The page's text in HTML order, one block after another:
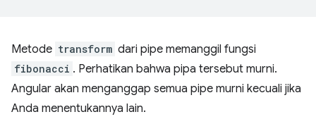
Metode transform dari pipe memanggil fungsi
fibonacci . Perhatikan bahwa pipa tersebut murni.
Angular akan menganggap semua pipe murni kecuali jika
Anda menentukannya lain.